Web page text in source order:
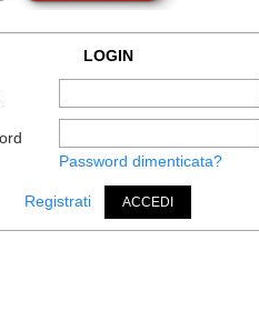
LOGIN
Password dimenticata?
Registrati ACCEDI